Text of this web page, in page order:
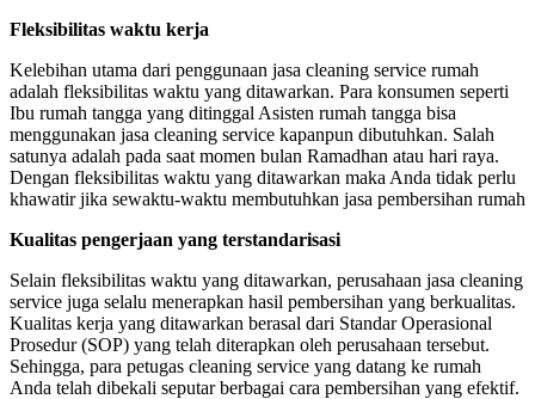
Fleksibilitas waktu kerja
Kelebihan utama dari penggunaan jasa cleaning service rumah
adalah fleksibilitas waktu yang ditawarkan. Para konsumen seperti
Ibu rumah tangga yang ditinggal Asisten rumah tangga bisa
menggunakan jasa cleaning service kapanpun dibutuhkan. Salah
satunya adalah pada saat momen bulan Ramadhan atau hari raya.
Dengan fleksibilitas waktu yang ditawarkan maka Anda tidak perlu
khawatir jika sewaktu-waktu membutuhkan jasa pembersihan rumah
Kualitas pengerjaan yang terstandarisasi
Selain fleksibilitas waktu yang ditawarkan, perusahaan jasa cleaning
service juga selalu menerapkan hasil pembersihan yang berkualitas.
Kualitas kerja yang ditawarkan berasal dari Standar Operasional
Prosedur (SOP) yang telah diterapkan oleh perusahaan tersebut.
Sehingga, para petugas cleaning service yang datang ke rumah
Anda telah dibekali seputar berbagai cara pembersihan yang efektif.